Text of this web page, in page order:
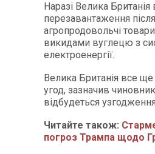
Наразі Велика
перезавантаження
агропродовольчі
викидами вуглецю з
електроенергії.
Велика Британія все
угод, зазначив
відбудеться
Читайте також:
погроз Трампа щодо